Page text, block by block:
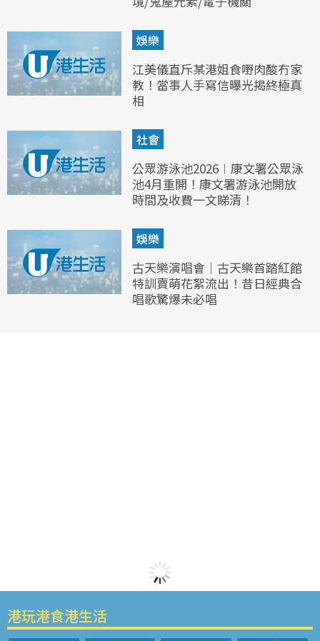
娛樂
江美儀直斥某港姐食嘢肉酸冇家
教！當事人手寫信曝光揭終極真
相
社會
公眾游泳池2026︱康文署公眾泳
池4月重開！康文署游泳池開放
時間及收費一文睇清！
娛樂
古天樂演唱會｜古天樂首踏紅館
特訓賣萌花絮流出！昔日經典合
唱歌驚爆未必唱
港玩港食港生活